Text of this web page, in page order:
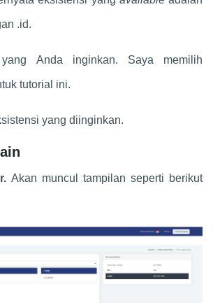
.id.
Anda inginkan. Saya memilih
tutorial ini.
yang diinginkan.
Akan muncul tampilan seperti berikut